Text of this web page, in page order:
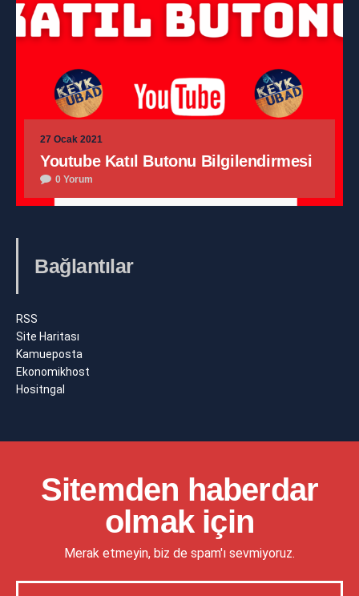
27 Ocak 2021
Youtube Katıl Butonu Bilgilendirmesi
0 Yorum
Bağlantılar
RSS
Site Haritası
Kamueposta
Ekonomikhost
Hositngal
Sitemden haberdar
olmak için
Merak etmeyin, biz de spam'ı sevmiyoruz.